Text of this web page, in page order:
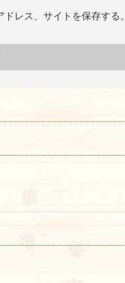
レス、サイトを保存する。